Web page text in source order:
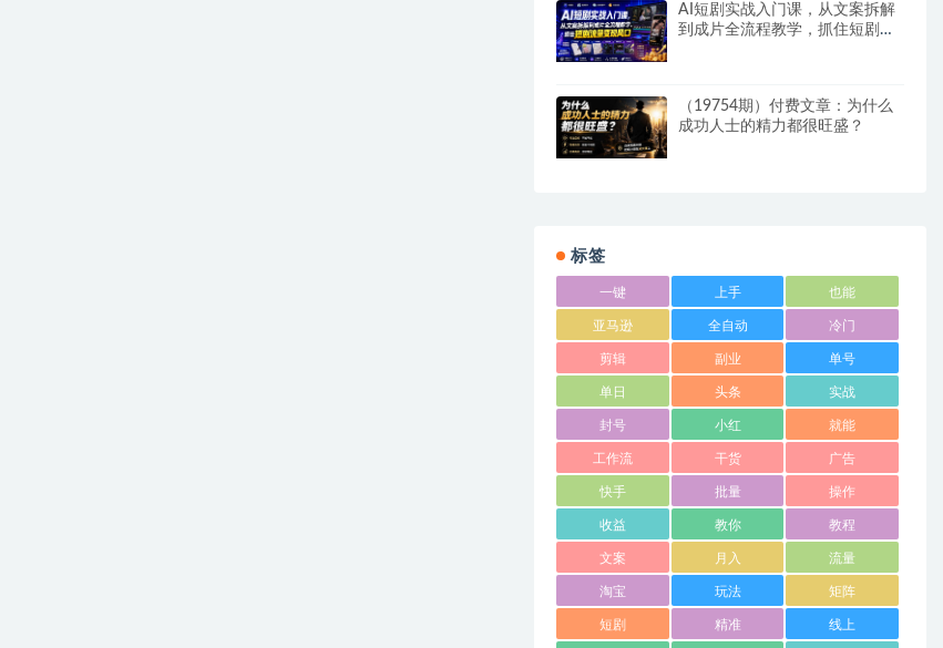
AI短剧实战入门课，从文案拆解
到成片全流程教学，抓住短剧流
（19754期）付费文章：为什么
成功人士的精力都很旺盛？
标签
一键 上手 也能
亚马逊 全自动 冷门
剪辑 副业 单号
单日 头条 实战
封号 小红 就能
工作流 干货 广告
快手 批量 操作
收益 教你 教程
文案 月入 流量
淘宝 玩法 矩阵
短剧 精准 线上